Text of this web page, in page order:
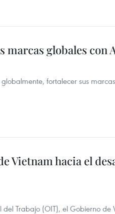
marcas globales con
fortalecer sus
Vietnam hacia el
Trabajo (OIT), el Gobierno de